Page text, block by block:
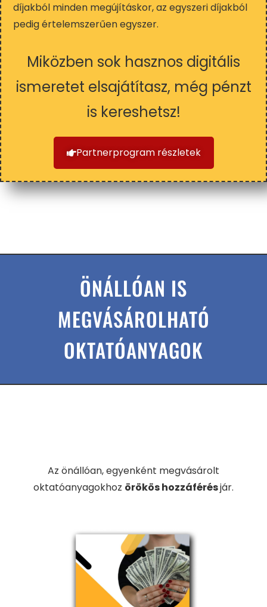
díjakból minden megújításkor, az egyszeri díjakból
pedig értelemszerűen egyszer.
Miközben sok hasznos digitális
ismeretet elsajátítasz, még pénzt
is kereshetsz!
Partnerprogram részletek
ÖNÁLLÓAN IS
MEGVÁSÁROLHATÓ
OKTATÓANYAGOK
Az önállóan, egyenként megvásárolt
oktatóanyagokhoz örökös hozzáférésjár.